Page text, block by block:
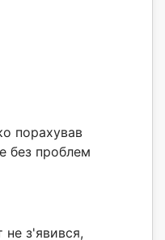
порахував
без проблем
не з'явився,